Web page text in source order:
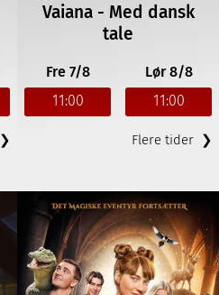
Vaiana - Med dansk
tale
Fre 7/8
11:00
Lør 8/8
11:00